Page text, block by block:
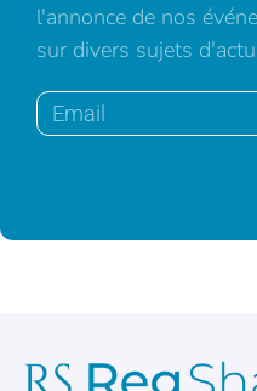
l'annonce de nos
sur divers sujets